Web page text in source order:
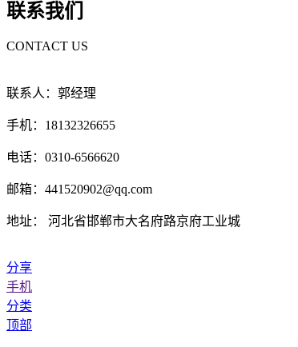
联系我们
CONTACT US
联系人：郭经理
手机：18132326655
电话：0310-6566620
邮箱：441520902@qq.com
地址： 河北省邯郸市大名府路京府工业城
分享
手机
分类
顶部